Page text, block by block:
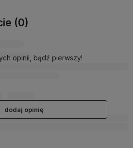
(0)
opinii, bądź pierwszy!
dodaj opinię